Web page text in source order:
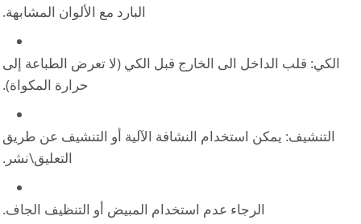
البارد مع الألوان المشابهة.
الكي: قلب الداخل الى الخارج قبل الكي (لا تعرض الطباعة إلى
حرارة المكواة).
التنشيف: يمكن استخدام النشافة الآلية أو التنشيف عن طريق
التعليق\نشر.
الرجاء عدم استخدام المبيض أو التنظيف الجاف.